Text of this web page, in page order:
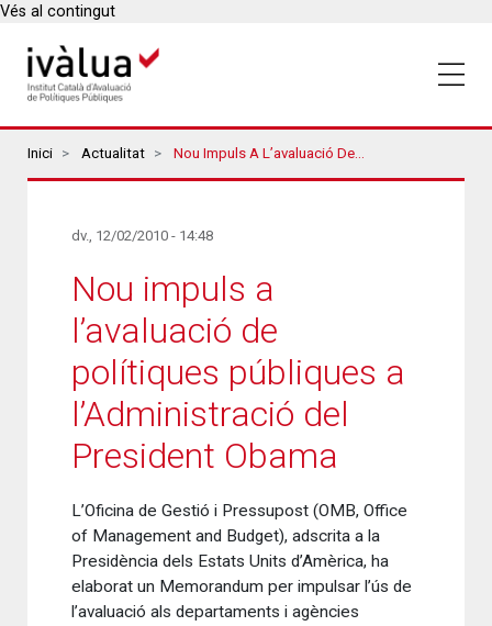
Vés al contingut
Breadcrumbs
Inici Actualitat Nou Impuls A L’avaluació De Polítiques Públiques A L’Administració Del President Obama
dv., 12/02/2010 - 14:48
Nou impuls a
l’avaluació de
polítiques públiques a
l’Administració del
President Obama
L’Oficina de Gestió i Pressupost (OMB, Office
of Management and Budget), adscrita a la
Presidència dels Estats Units d’Amèrica, ha
elaborat un Memorandum per impulsar l’ús de
l’avaluació als departaments i agències